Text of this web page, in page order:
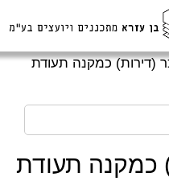
(דירות) כמקנה תעודת
כמקנה תעודת